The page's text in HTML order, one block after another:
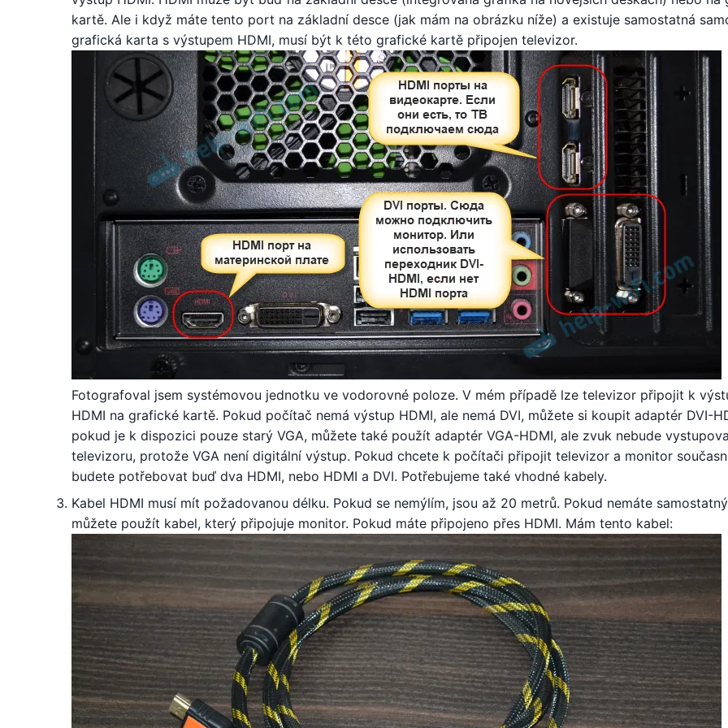
kartě. Ale i když máte tento port na základní desce (jak mám na obrázku níže) a existuje samostatná
grafická karta s výstupem HDMI, musí být k této grafické kartě připojen televizor.
Fotografoval jsem systémovou jednotku ve vodorovné poloze. V mém případě lze televizor připojit k
HDMI na grafické kartě. Pokud počítač nemá výstup HDMI, ale nemá DVI, můžete si koupit adaptér DVI-
pokud je k dispozici pouze starý VGA, můžete také použít adaptér VGA-HDMI, ale zvuk nebude
televizoru, protože VGA není digitální výstup. Pokud chcete k počítači připojit televizor a monitor
budete potřebovat buď dva HDMI, nebo HDMI a DVI. Potřebujeme také vhodné kabely.
Kabel HDMI musí mít požadovanou délku. Pokud se nemýlím, jsou až 20 metrů. Pokud nemáte
můžete použít kabel, který připojuje monitor. Pokud máte připojeno přes HDMI. Mám tento kabel: